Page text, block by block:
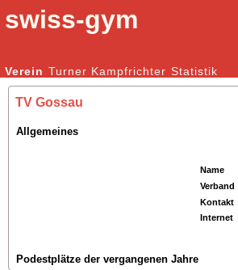
swiss-gym
Kunstturnen Männer | Kunstturnen Frauen
Verein Turner Kampfrichter Statistik
TV Gossau
Allgemeines
Name
Verband
Kontakt
Internet
Podestplätze der vergangenen Jahre